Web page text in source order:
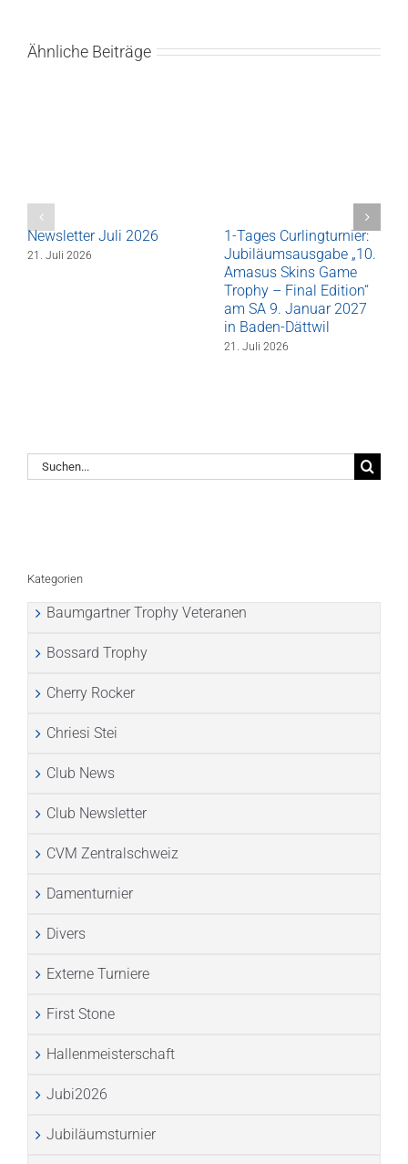
Ähnliche Beiträge
Newsletter Juli 2026
21. Juli 2026
1-Tages Curlingturnier:
Jubiläumsausgabe „10.
Amasus Skins Game
Trophy – Final Edition“
am SA 9. Januar 2027
in Baden-Dättwil
21. Juli 2026
Suche
nach:
Kategorien
Baumgartner Trophy Veteranen
Bossard Trophy
Cherry Rocker
Chriesi Stei
Club News
Club Newsletter
CVM Zentralschweiz
Damenturnier
Divers
Externe Turniere
First Stone
Hallenmeisterschaft
Jubi2026
Jubiläumsturnier